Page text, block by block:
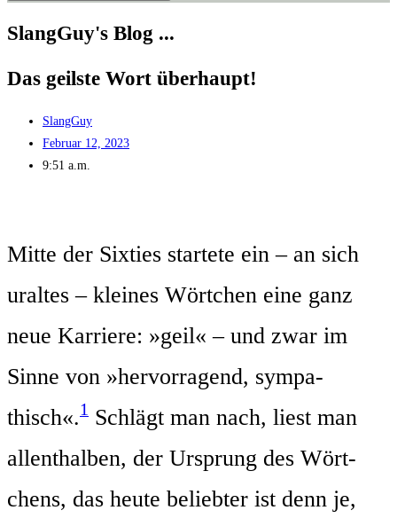
SlangGuy's Blog ...
Das geils­te Wort überhaupt!
SlangGuy
Februar 12, 2023
9:51 a.m.
Mit­te der Six­ties star­te­te ein – an sich
uraltes – klei­nes Wört­chen eine ganz
neue Kar­rie­re: »geil« – und zwar im
Sin­ne von »her­vor­ra­gend, sym­pa­
thisch«.1 Schlägt man nach, liest man
allent­hal­ben, der Ursprung des Wört­
chens, das heu­te belieb­ter ist denn je,